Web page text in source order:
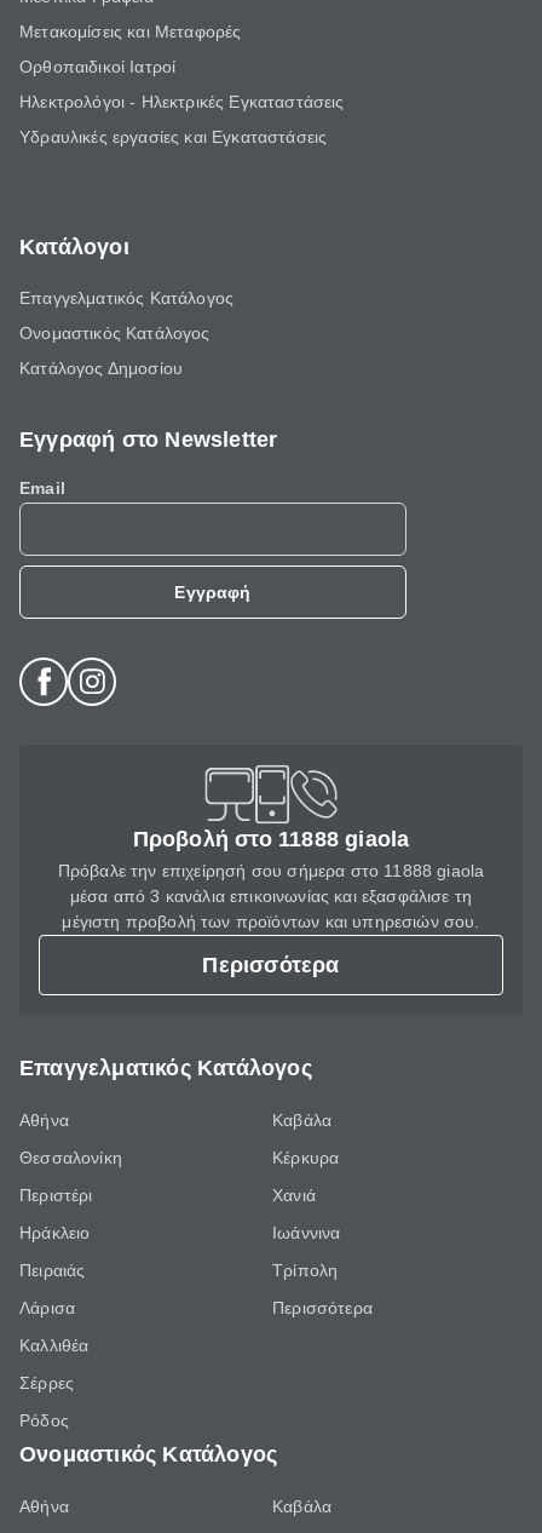
Μετακομίσεις και Μεταφορές
Ορθοπαιδικοί Ιατροί
Ηλεκτρολόγοι - Ηλεκτρικές Εγκαταστάσεις
Υδραυλικές εργασίες και Εγκαταστάσεις
Κατάλογοι
Επαγγελματικός Κατάλογος
Ονομαστικός Κατάλογος
Κατάλογος Δημοσίου
Εγγραφή στο Newsletter
Email
Εγγραφή
Προβολή στο 11888 giaola
Πρόβαλε την επιχείρησή σου σήμερα στο 11888 giaola
μέσα από 3 κανάλια επικοινωνίας και εξασφάλισε τη
μέγιστη προβολή των προϊόντων και υπηρεσιών σου.
Περισσότερα
Επαγγελματικός Κατάλογος
Αθήνα
Θεσσαλονίκη
Περιστέρι
Ηράκλειο
Πειραιάς
Λάρισα
Καλλιθέα
Σέρρες
Ρόδος
Καβάλα
Κέρκυρα
Χανιά
Ιωάννινα
Τρίπολη
Περισσότερα
Ονομαστικός Κατάλογος
Αθήνα Καβάλα